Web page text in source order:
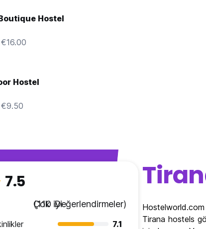
Hostel
Hostel
7.5
Çok iyi
(110 Değerlendirmeler)
7.1
Tirana hostels